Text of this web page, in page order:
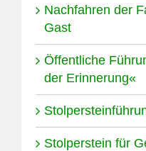
Nachfahren der
Gast
Öffentliche
der Erinnerung«
Stolperstein für